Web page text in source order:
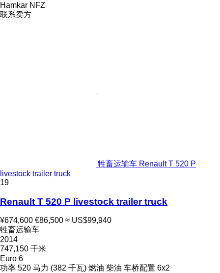
Hamkar NFZ
联系卖方
牲畜运输车 Renault T 520 P
livestock trailer truck
19
Renault T 520 P livestock trailer truck
¥674,600 €86,500 ≈ US$99,940
牲畜运输车
2014
747,150 千米
Euro 6
功率 520 马力 (382 千瓦) 燃油 柴油 车桥配置 6x2